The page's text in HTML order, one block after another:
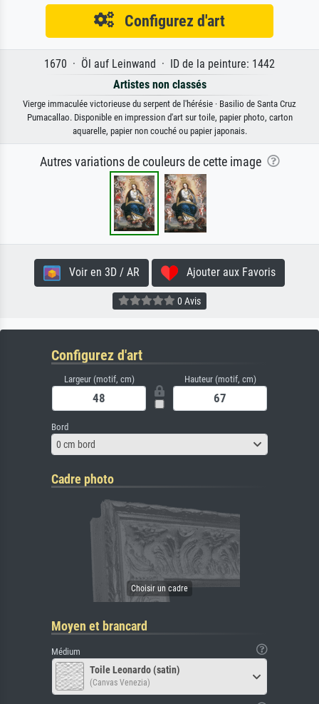
Configurez d'art
1670 · Öl auf Leinwand · ID de la peinture: 1442
Artistes non classés
Vierge immaculée victorieuse du serpent de l'hérésie · Basilio de Santa Cruz
Pumacallao. Disponible en impression d'art sur toile, papier photo, carton
aquarelle, papier non couché ou papier japonais.
Autres variations de couleurs de cette image
Voir en 3D / AR Ajouter aux Favoris
0 Avis
Configurez d'art
Largeur (motif, cm) Hauteur (motif, cm)
Bord
0 cm bord
Cadre photo
Moyen et brancard
Médium
Toile Leonardo (satin)
(Canvas Venezia)